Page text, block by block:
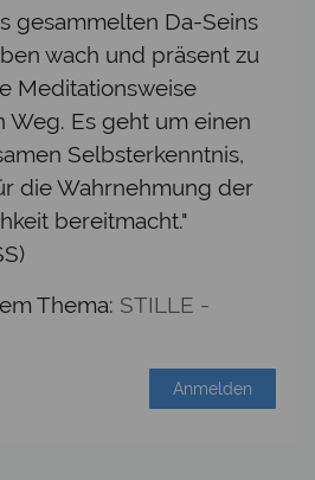
gesammelten Da-Seins
wach und präsent zu
Meditationsweise
Weg. Es geht um einen
Selbsterkenntnis,
die Wahrnehmung der
bereitmacht."
Thema: STILLE -
Anmelden